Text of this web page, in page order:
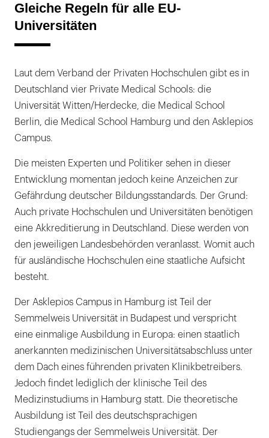
Gleiche Regeln für alle EU-
Universitäten
Laut dem Verband der Privaten Hochschulen gibt es in
Deutschland vier Private Medical Schools: die
Universität Witten/Herdecke, die Medical School
Berlin, die Medical School Hamburg und den Asklepios
Campus.
Die meisten Experten und Politiker sehen in dieser
Entwicklung momentan jedoch keine Anzeichen zur
Gefährdung deutscher Bildungsstandards. Der Grund:
Auch private Hochschulen und Universitäten benötigen
eine Akkreditierung in Deutschland. Diese werden von
den jeweiligen Landesbehörden veranlasst. Womit auch
für ausländische Hochschulen eine staatliche Aufsicht
besteht.
Der Asklepios Campus in Hamburg ist Teil der
Semmelweis Universität in Budapest und verspricht
eine einmalige Ausbildung in Europa: einen staatlich
anerkannten medizinischen Universitätsabschluss unter
dem Dach eines führenden privaten Klinikbetreibers.
Jedoch findet lediglich der klinische Teil des
Medizinstudiums in Hamburg statt. Die theoretische
Ausbildung ist Teil des deutschsprachigen
Studiengangs der Semmelweis Universität. Der